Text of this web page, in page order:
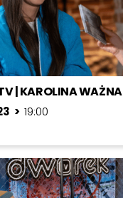
| KAROLINA WAŻNA
> 19:00